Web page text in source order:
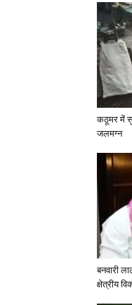
कठूमर में
जलमग्न
बनवारी
क्षेत्रीय